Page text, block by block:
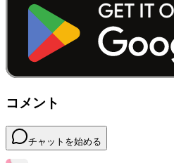
コメント
チャットを始める